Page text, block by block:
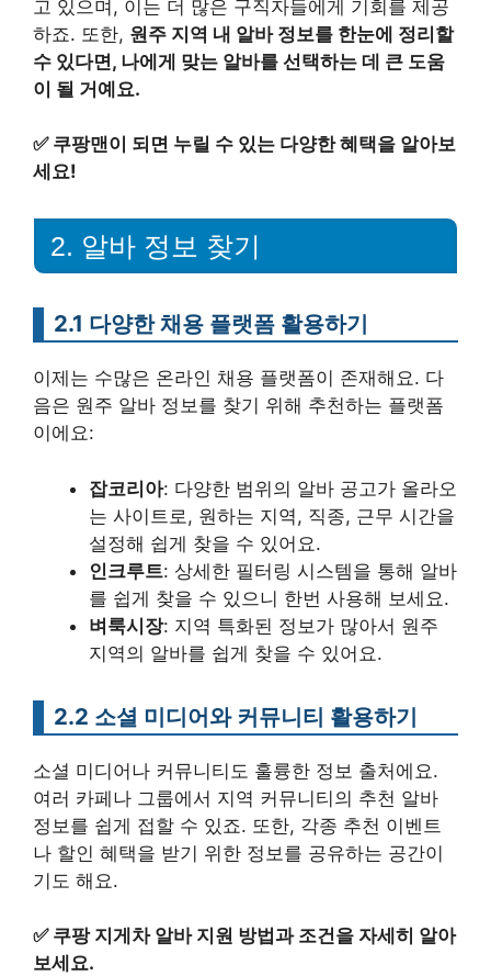
고 있으며, 이는 더 많은 구직자들에게 기회를 제공
하죠. 또한, 원주 지역 내 알바 정보를 한눈에 정리할
수 있다면, 나에게 맞는 알바를 선택하는 데 큰 도움
이 될 거예요.
✅ 쿠팡맨이 되면 누릴 수 있는 다양한 혜택을 알아보
세요!
2. 알바 정보 찾기
2.1 다양한 채용 플랫폼 활용하기
이제는 수많은 온라인 채용 플랫폼이 존재해요. 다
음은 원주 알바 정보를 찾기 위해 추천하는 플랫폼
이에요:
잡코리아: 다양한 범위의 알바 공고가 올라오
는 사이트로, 원하는 지역, 직종, 근무 시간을
설정해 쉽게 찾을 수 있어요.
인크루트: 상세한 필터링 시스템을 통해 알바
를 쉽게 찾을 수 있으니 한번 사용해 보세요.
벼룩시장: 지역 특화된 정보가 많아서 원주
지역의 알바를 쉽게 찾을 수 있어요.
2.2 소셜 미디어와 커뮤니티 활용하기
소셜 미디어나 커뮤니티도 훌륭한 정보 출처에요.
여러 카페나 그룹에서 지역 커뮤니티의 추천 알바
정보를 쉽게 접할 수 있죠. 또한, 각종 추천 이벤트
나 할인 혜택을 받기 위한 정보를 공유하는 공간이
기도 해요.
✅ 쿠팡 지게차 알바 지원 방법과 조건을 자세히 알아
보세요.